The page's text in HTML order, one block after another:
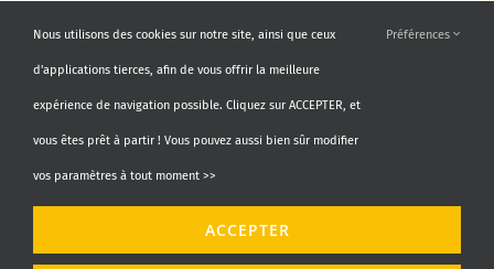
Nous utilisons des cookies sur notre site, ainsi que ceux
d'applications tierces, afin de vous offrir la meilleure
expérience de navigation possible. Cliquez sur ACCEPTER, et
vous êtes prêt à partir ! Vous pouvez aussi bien sûr modifier
vos paramètres à tout moment >>
Préférences
ACCEPTER